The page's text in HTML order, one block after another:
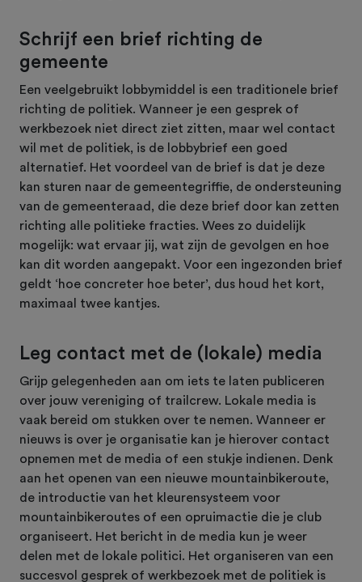
Schrijf een brief richting de
gemeente
Een veelgebruikt lobbymiddel is een traditionele brief
richting de politiek. Wanneer je een gesprek of
werkbezoek niet direct ziet zitten, maar wel contact
wil met de politiek, is de lobbybrief een goed
alternatief. Het voordeel van de brief is dat je deze
kan sturen naar de gemeentegriffie, de ondersteuning
van de gemeenteraad, die deze brief door kan zetten
richting alle politieke fracties. Wees zo duidelijk
mogelijk: wat ervaar jij, wat zijn de gevolgen en hoe
kan dit worden aangepakt. Voor een ingezonden brief
geldt ‘hoe concreter hoe beter’, dus houd het kort,
maximaal twee kantjes.
Leg contact met de (lokale) media
Grijp gelegenheden aan om iets te laten publiceren
over jouw vereniging of trailcrew. Lokale media is
vaak bereid om stukken over te nemen. Wanneer er
nieuws is over je organisatie kan je hierover contact
opnemen met de media of een stukje indienen. Denk
aan het openen van een nieuwe mountainbikeroute,
de introductie van het kleurensysteem voor
mountainbikeroutes of een opruimactie die je club
organiseert. Het bericht in de media kun je weer
delen met de lokale politici. Het organiseren van een
succesvol gesprek of werkbezoek met de politiek is